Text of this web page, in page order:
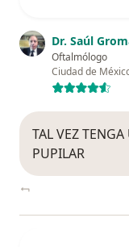
Dr. Saúl
Oftalmólogo
Ciudad de
TAL VEZ
PUPILAR